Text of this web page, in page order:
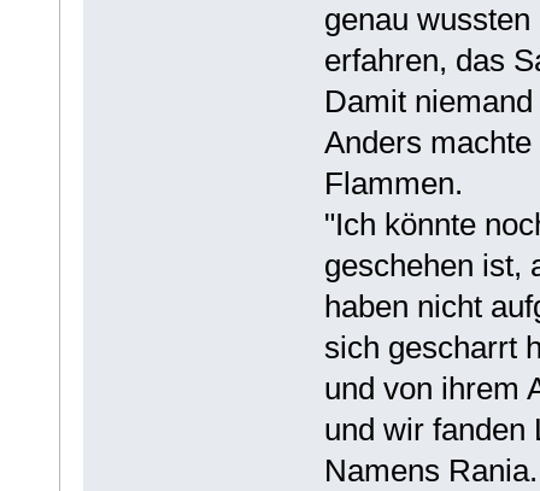
genau
erfahren, das
Damit
Anders
Flammen.
"Ich könnte
geschehen ist,
haben nicht
sich gescharrt
und von ihrem
und wir fanden
Namens